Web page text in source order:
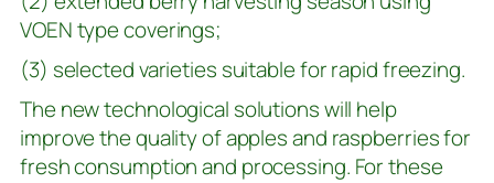
VOEN type coverings;
(3) selected varieties suitable for rapid freezing.
The new technological solutions will help
improve the quality of apples and raspberries for
fresh consumption and processing. For these